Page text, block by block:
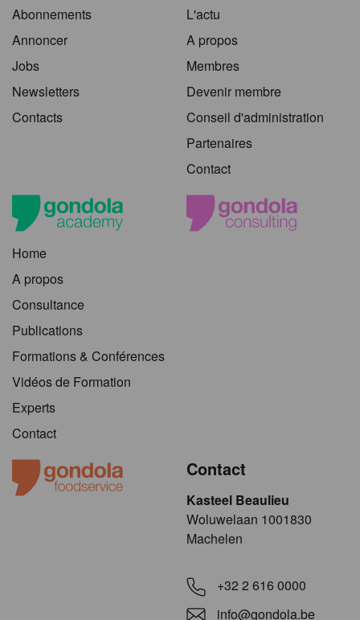
Abonnements
Annoncer
Jobs
Newsletters
Contacts
L'actu
A propos
Membres
Devenir membre
Conseil d'administration
Partenaires
Contact
Home
A propos
Consultance
Publications
Formations & Conférences
Vidéos de Formation
Experts
Contact
Contact
Kasteel Beaulieu
​​​Woluwelaan 1001830
Machelen
+32 2 616 0000
info@gondola.be